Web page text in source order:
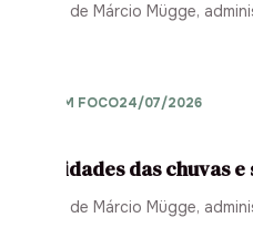
Opinião de Márcio Mügge,
AGRO EM FOCO24/07/2026
Intensidades das chuvas
Opinião de Márcio Mügge,